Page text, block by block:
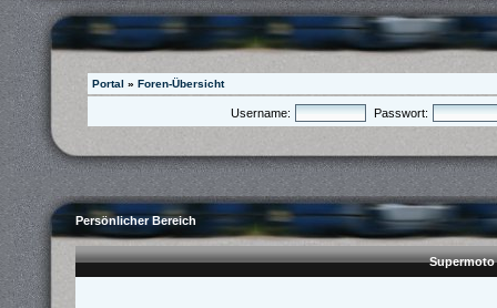
Portal » Foren-Übersicht
Username: Passwort:
Persönlicher Bereich
Supermoto